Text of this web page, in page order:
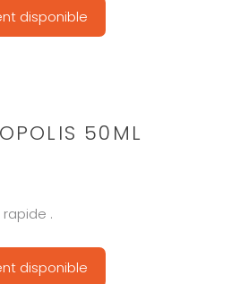
disponible
50ML
.
disponible